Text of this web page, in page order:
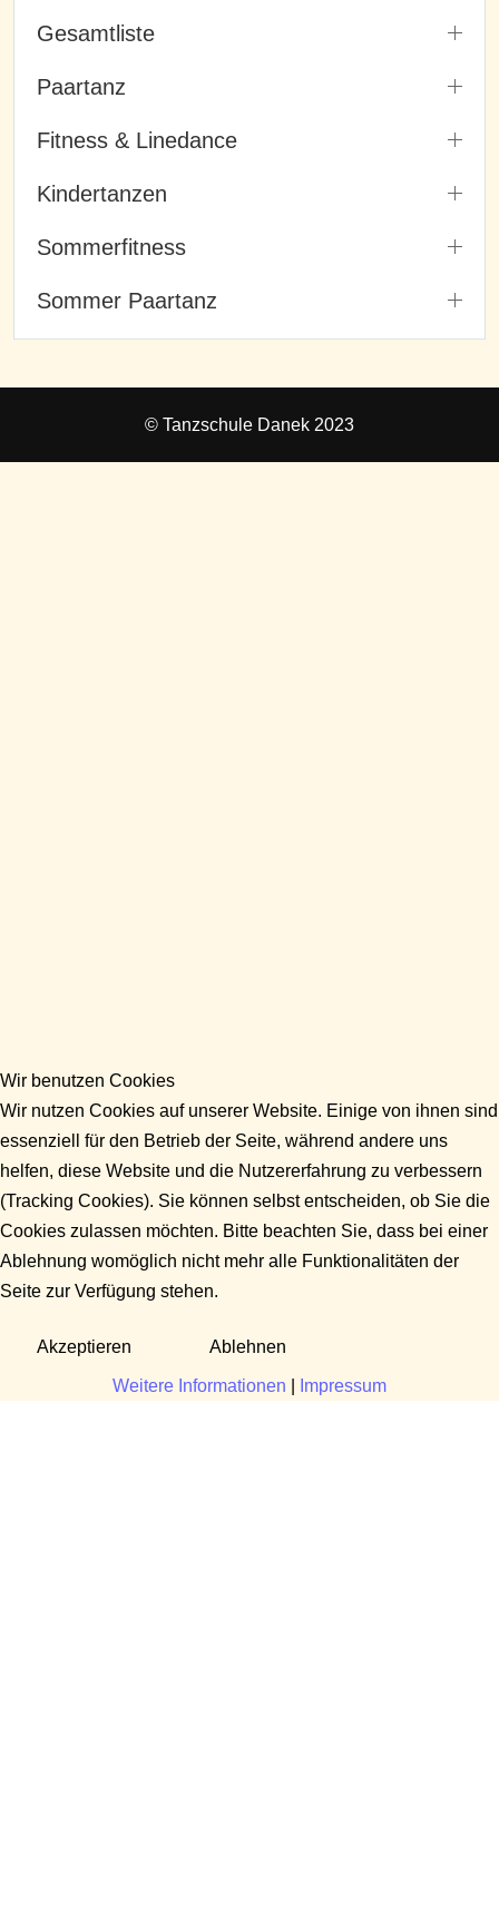
Gesamtliste
Paartanz
Fitness & Linedance
Kindertanzen
Sommerfitness
Sommer Paartanz
© Tanzschule Danek 2023
Wir benutzen Cookies
Wir nutzen Cookies auf unserer Website. Einige von ihnen sind
essenziell für den Betrieb der Seite, während andere uns
helfen, diese Website und die Nutzererfahrung zu verbessern
(Tracking Cookies). Sie können selbst entscheiden, ob Sie die
Cookies zulassen möchten. Bitte beachten Sie, dass bei einer
Ablehnung womöglich nicht mehr alle Funktionalitäten der
Seite zur Verfügung stehen.
Akzeptieren Ablehnen
Weitere Informationen Impressum